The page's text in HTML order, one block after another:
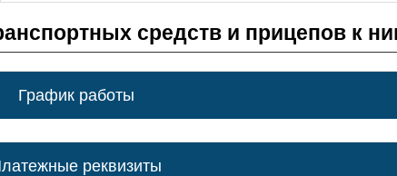
средств и прицепов к
График работы
реквизиты